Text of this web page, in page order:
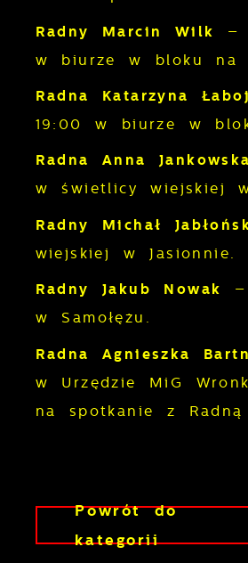
Radny Marcin Wilk –
w biurze w bloku na
Radna Katarzyna
19:00 w biurze w
Radna Anna Jankowska
w świetlicy wiejskiej
Radny Michał
wiejskiej w Jasionnie.
Radny Jakub Nowak
–
w Samołężu.
Radna Agnieszka
w Urzędzie MiG
na spotkanie z
Powrótdo
kategorii